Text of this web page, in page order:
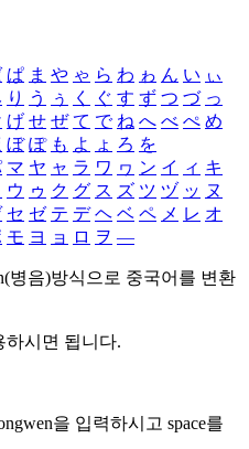
ぱ ま や ゃ ら わ ゎ ん い ぃ
り う ぅ く ぐ す ず つ づ っ
げ せ ぜ て で ね へ べ ぺ め
ぼ ぽ も よ ょ ろ を
マ ヤ ャ ラ ワ ヮ ン イ ィ キ
ウ ゥ ク グ ス ズ ツ ヅ ッ ヌ
セ ゼ テ デ ヘ ベ ペ メ レ オ
モ ヨ ョ ロ ヲ ―
병음)방식으로 중국어를 변환
하시면 됩니다.
을 입력하시고 space를